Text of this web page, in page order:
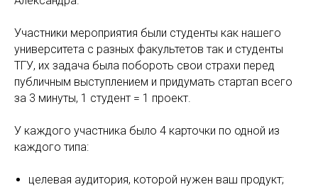
Участники мероприятия были студенты как нашего
университета с разных факультетов так и студенты
ТГУ, их задача была побороть свои страхи перед
публичным выступлением и придумать стартап всего
за 3 минуты, 1 студент = 1 проект.
У каждого участника было 4 карточки по одной из
каждого типа:
целевая аудитория, которой нужен ваш продукт;